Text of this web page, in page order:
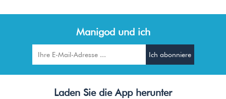
Manigod und ich
Laden Sie die App herunter